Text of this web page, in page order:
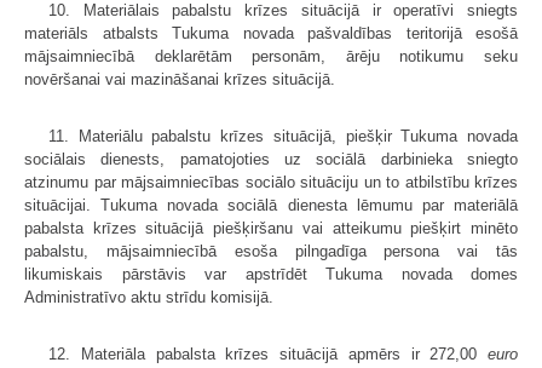
10. Materiālais pabalstu krīzes situācijā ir operatīvi sniegts
materiāls atbalsts Tukuma novada pašvaldības teritorijā esošā
mājsaimniecībā deklarētām personām, ārēju notikumu seku
novēršanai vai mazināšanai krīzes situācijā.
11. Materiālu pabalstu krīzes situācijā, piešķir Tukuma novada
sociālais dienests, pamatojoties uz sociālā darbinieka sniegto
atzinumu par mājsaimniecības sociālo situāciju un to atbilstību krīzes
situācijai. Tukuma novada sociālā dienesta lēmumu par materiālā
pabalsta krīzes situācijā piešķiršanu vai atteikumu piešķirt minēto
pabalstu, mājsaimniecībā esoša pilngadīga persona vai tās
likumiskais pārstāvis var apstrīdēt Tukuma novada domes
Administratīvo aktu strīdu komisijā.
12. Materiāla pabalsta krīzes situācijā apmērs ir 272,00 euro